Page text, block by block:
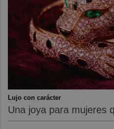
Lujo con carácter
Una joya para mujeres